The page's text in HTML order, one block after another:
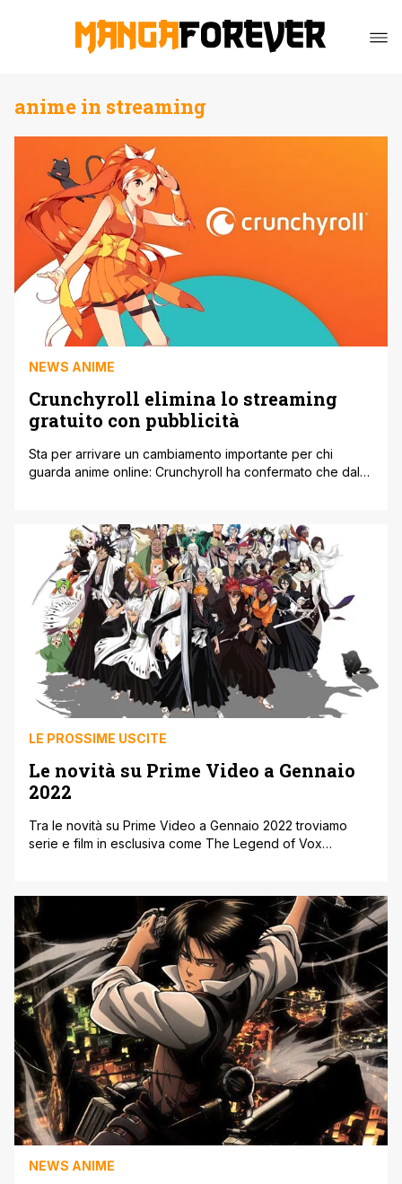
anime in streaming
NEWS ANIME
Crunchyroll elimina lo streaming
gratuito con pubblicità
Sta per arrivare un cambiamento importante per chi
guarda anime online: Crunchyroll ha confermato che dal
sorta di porta d’ingresso per tantissimi fan, che potevano
scoprire nuove serie senza dover subito sottoscrivere un
abbonamento. Negli ultimi [']
LE PROSSIME USCITE
Le novità su Prime Video a Gennaio
2022
Tra le novità su Prime Video a Gennaio 2022 troviamo
serie e film in esclusiva come The Legend of Vox
stagioni 6 e 7, e Hunter x Hunter con gli episodi 37-75.
Seguono le novità su Prime Video a Gennaio [']
NEWS ANIME